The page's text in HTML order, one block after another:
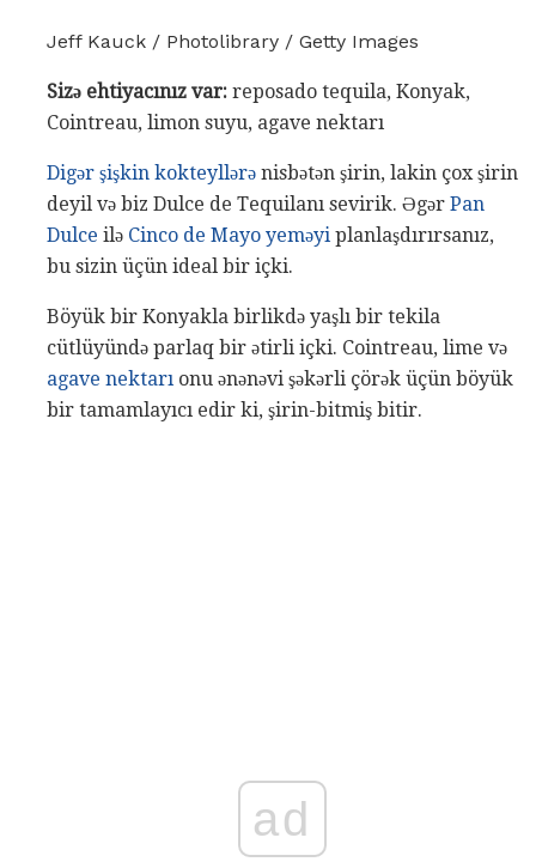
Jeff Kauck / Photolibrary / Getty Images
Sizə ehtiyacınız var: reposado tequila, Konyak,
Cointreau, limon suyu, agave nektarı
Digər şişkin kokteyllərə nisbətən şirin, lakin çox şirin
deyil və biz Dulce de Tequilanı sevirik. Əgər Pan
Dulce ilə Cinco de Mayo yeməyi planlaşdırırsanız,
bu sizin üçün ideal bir içki.
Böyük bir Konyakla birlikdə yaşlı bir tekila
cütlüyündə parlaq bir ətirli içki. Cointreau, lime və
agave nektarı onu ənənəvi şəkərli çörək üçün böyük
bir tamamlayıcı edir ki, şirin-bitmiş bitir.
ad